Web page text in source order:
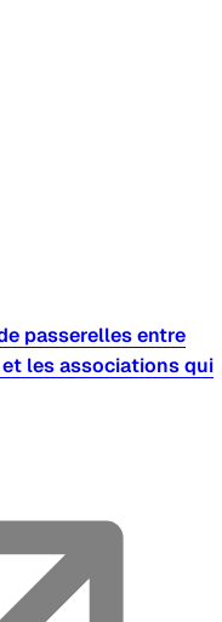
passerelles entre
les associations qui